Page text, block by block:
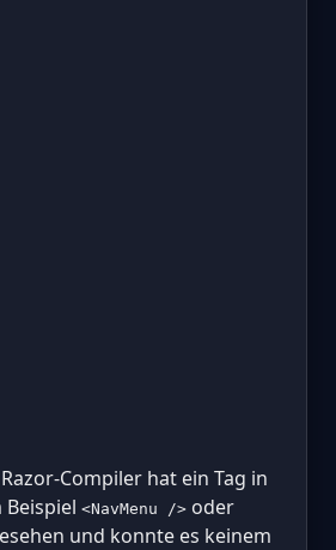
Compiler hat ein Tag in
Beispiel <NavMenu /> oder
und konnte es keinem